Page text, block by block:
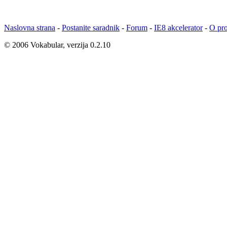
Naslovna strana - Postanite saradnik - Forum - IE8 akcelerator- O
© 2006 Vokabular, verzija 0.2.10